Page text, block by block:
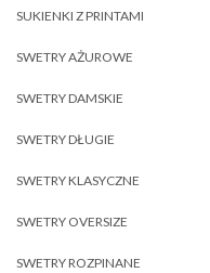
SUKIENKI Z PRINTAMI
SWETRY AŻUROWE
SWETRY DAMSKIE
SWETRY DŁUGIE
SWETRY KLASYCZNE
SWETRY OVERSIZE
SWETRY ROZPINANE